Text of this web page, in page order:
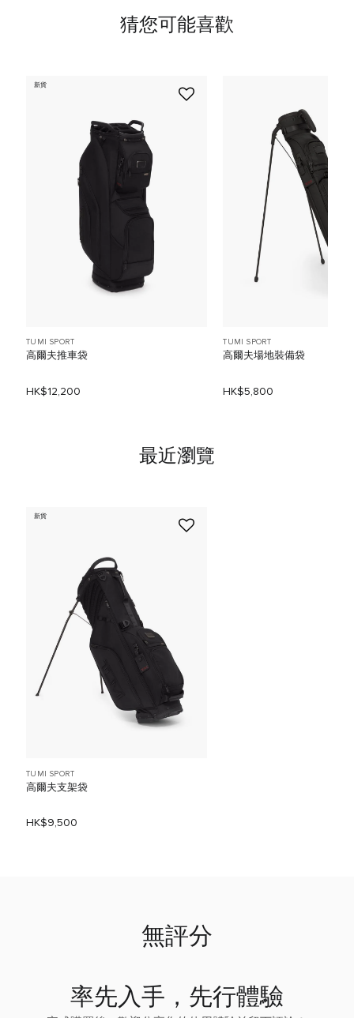
猜您可能喜歡
新貨
TUMI SPORT
高爾夫推車袋
HK$12,200
TUMI SPORT
高爾夫場地裝備袋
HK$5,800
最近瀏覽
新貨
TUMI SPORT
高爾夫支架袋
HK$9,500
無評分
率先入手，先行體驗